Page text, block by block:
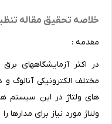
خلاصه تحقیق مقاله
مقدمه :
در اکثر آزمایشگاههای
مختلف الکترونیکی آنالوگ
های ولتاژ در این سیستم
ولتاژ مورد نیاز برای